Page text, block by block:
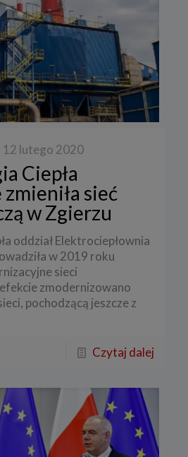
12 lutego 2020
Ciepła
sieć
w Zgierzu
oddział Elektrociepłownia
w 2019 roku
sieci
zmodernizowano
pochodzącą jeszcze z
Czytaj dalej